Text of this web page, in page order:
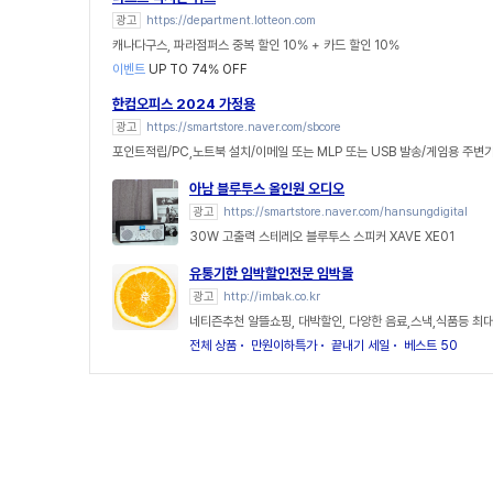
광고 https://department.lotteon.com
캐나다구스, 파라점퍼스 중복 할인 10% + 카드 할인 10%
이벤트 UP TO 74% OFF
한컴오피스 2024 가정용
광고 https://smartstore.naver.com/sbcore
포인트적립/PC,노트북 설치/이메일 또는 MLP 또는 USB 발송/게임용 주변기
아남 블루투스 올인원 오디오
광고 https://smartstore.naver.com/hansungdigital
30W 고출력 스테레오 블루투스 스피커 XAVE XE01
유통기한 임박할인전문 임박몰
광고 http://imbak.co.kr
네티즌추천 알뜰쇼핑, 대박할인, 다양한 음료,스낵,식품등 최
전체 상품
만원이하특가 끝내기 세일 베스트 50